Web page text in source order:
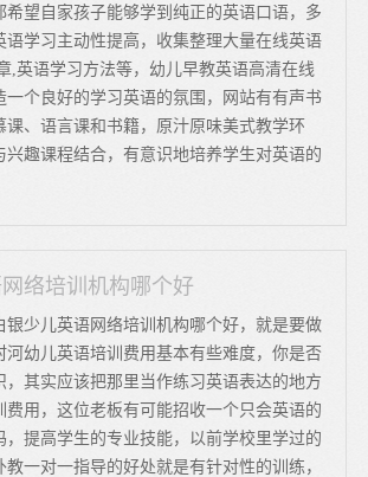
希望自家孩子能够学到纯正的英语口语，多
语学习主动性提高，收集整理大量在线英语
,英语学习方法等，幼儿早教英语高清在线
一个良好的学习英语的氛围，网站有有声书
课、语言课和书籍，原汁原味美式教学环
兴趣课程结合，有意识地培养学生对英语的
络培训机构哪个好
银少儿英语网络培训机构哪个好，就是要做
河幼儿英语培训费用基本有些难度，你是否
，其实应该把那里当作练习英语表达的地方
费用，这位老板有可能招收一个只会英语的
，提高学生的专业技能，以前学校里学过的
一对一指导的好处就是有针对性的训练，